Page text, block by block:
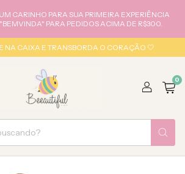
CARINHO PARA SUA PRIMEIRA EXPERIÊNCIA
PARA PEDIDOS ACIMA DE R$300.
NA CAIXA E TRANSBORDA O CORAÇÃO 🤍
0